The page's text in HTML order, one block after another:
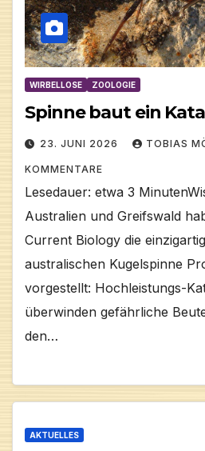
WIRBELLOSE ZOOLOGIE
Spinne baut ein
23. JUNI 2026 TOBIAS
KOMMENTARE
Lesedauer: etwa 3
Australien und Greifswald
Current Biology die
australischen Kugelspinne
vorgestellt: Hochleistungs-
überwinden gefährliche
den…
AKTUELLES